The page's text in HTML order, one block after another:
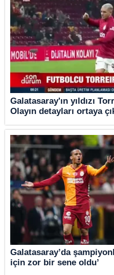
Galatasaray'ın yıldızı
Olayın detayları ortaya
Galatasaray’da
için zor bir sene oldu’